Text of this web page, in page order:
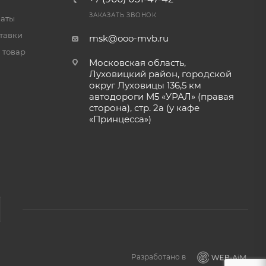
товар
ЗАКАЗАТЬ ЗВОНОК
msk@ooo-mvb.ru
Московская область,
Луховицкий район, городской
округ Луховицы 136,5 км
автодороги М5 «УРАЛ» (правая
сторона), стр. 2а (у кафе
«‎Принцесса»)
Разработано в